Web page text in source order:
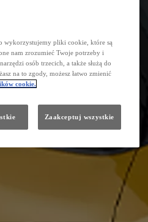
wykorzystujemy pliki cookie, które są
nam zrozumieć Twoje potrzeby i
osób trzecich, a także służą do
na to zgody, możesz łatwo zmienić
cookie.
Zaakceptuj wszystkie